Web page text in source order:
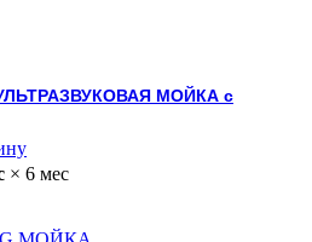
УЛЬТРАЗВУКОВАЯ МОЙКА с
× 6 мес